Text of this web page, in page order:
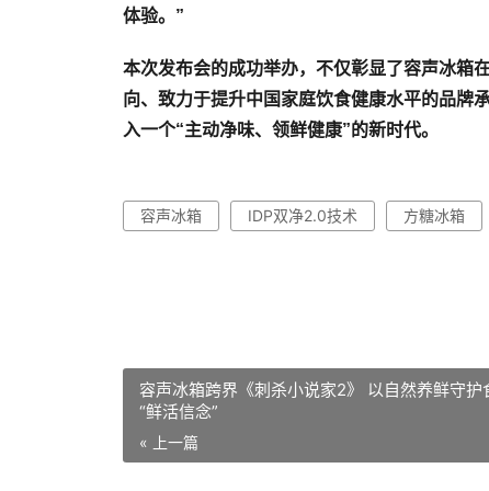
体验。”
本次发布会的成功举办，不仅彰显了容声冰箱
向、致力于提升中国家庭饮食健康水平的品牌
入一个“主动净味、领鲜健康”的新时代。
容声冰箱 IDP双净2.0技术 方糖冰箱
容声冰箱跨界《刺杀小说家2》 以自然养鲜守护
“鲜活信念”
« 上一篇